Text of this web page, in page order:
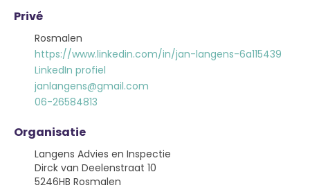
Privé
Rosmalen
https://www.linkedin.com/in/jan-langens-6a115439
LinkedIn profiel
janlangens@gmail.com
06-26584813
Organisatie
Langens Advies en Inspectie
Dirck van Deelenstraat 10
5246HB Rosmalen